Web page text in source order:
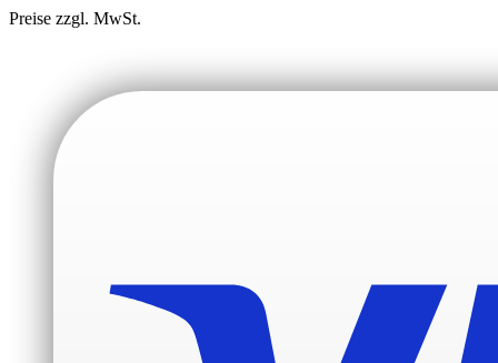
Preise zzgl. MwSt.